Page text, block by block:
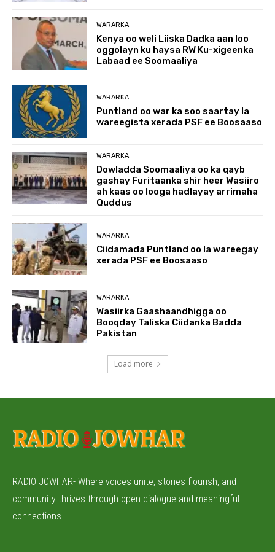
WARARKA
Kenya oo weli Liiska Dadka aan loo
oggolayn ku haysa RW Ku-xigeenka
Labaad ee Soomaaliya
WARARKA
Puntland oo war ka soo saartay la
wareegista xerada PSF ee Boosaaso
WARARKA
Dowladda Soomaaliya oo ka qayb
gashay Furitaanka shir heer Wasiiro
ah kaas oo looga hadlayay arrimaha
Quddus
WARARKA
Ciidamada Puntland oo la wareegay
xerada PSF ee Boosaaso
WARARKA
Wasiirka Gaashaandhigga oo
Booqday Taliska Ciidanka Badda
Pakistan
Load more
RADIO JOWHAR- Where voices unite, stories flourish, and
community thrives through open dialogue and meaningful
connections.